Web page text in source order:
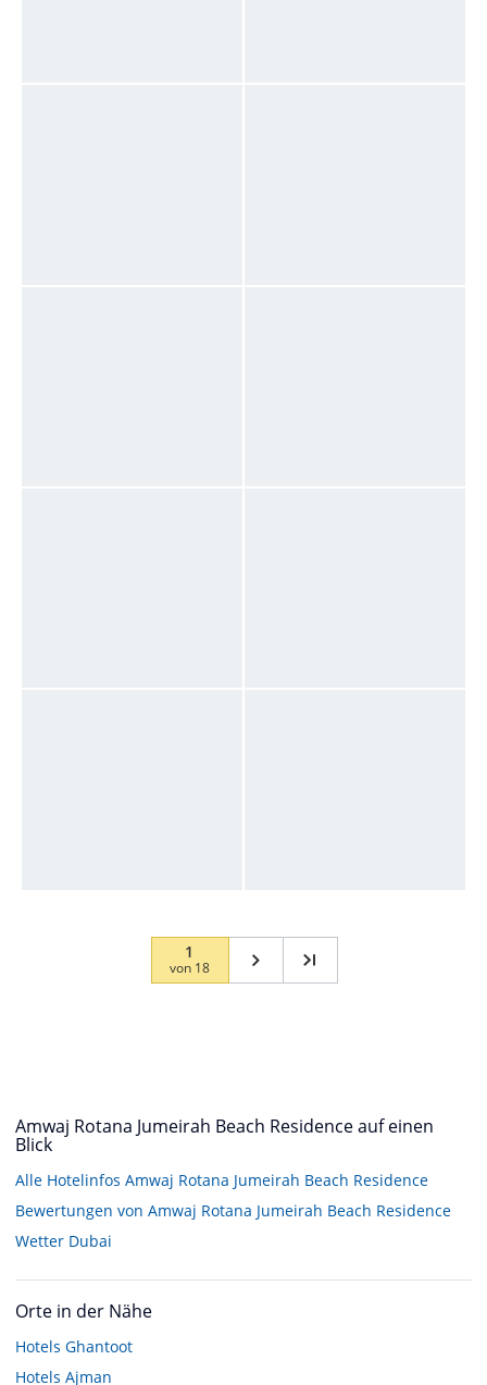
1
von 18
Amwaj Rotana Jumeirah Beach Residence auf einen
Blick
Alle Hotelinfos Amwaj Rotana Jumeirah Beach Residence
Bewertungen von Amwaj Rotana Jumeirah Beach Residence
Wetter Dubai
Orte in der Nähe
Hotels Ghantoot
Hotels Ajman